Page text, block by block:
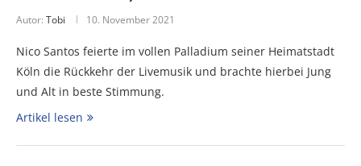
Autor: Tobi 10. November 2021
Nico Santos feierte im vollen Palladium seiner Heimatstadt
Köln die Rückkehr der Livemusik und brachte hierbei Jung
und Alt in beste Stimmung.
Artikel lesen